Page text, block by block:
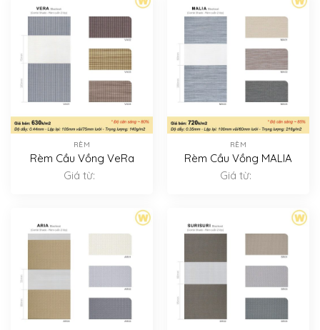
RÈM
Rèm Cầu Vồng VeRa
Giá từ:
RÈM
Rèm Cầu Vồng MALIA
Giá từ: